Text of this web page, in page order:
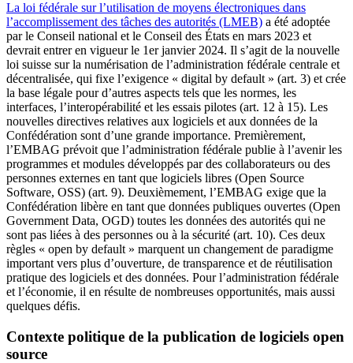
La loi fédérale sur l’utilisation de moyens électroniques dans
l’accomplissement des tâches des autorités (LMEB) a été adoptée
par le Conseil national et le Conseil des États en mars 2023 et
devrait entrer en vigueur le 1er janvier 2024. Il s’agit de la nouvelle
loi suisse sur la numérisation de l’administration fédérale centrale et
décentralisée, qui fixe l’exigence « digital by default » (art. 3) et crée
la base légale pour d’autres aspects tels que les normes, les
interfaces, l’interopérabilité et les essais pilotes (art. 12 à 15). Les
nouvelles directives relatives aux logiciels et aux données de la
Confédération sont d’une grande importance. Premièrement,
l’EMBAG prévoit que l’administration fédérale publie à l’avenir les
programmes et modules développés par des collaborateurs ou des
personnes externes en tant que logiciels libres (Open Source
Software, OSS) (art. 9). Deuxièmement, l’EMBAG exige que la
Confédération libère en tant que données publiques ouvertes (Open
Government Data, OGD) toutes les données des autorités qui ne
sont pas liées à des personnes ou à la sécurité (art. 10). Ces deux
règles « open by default » marquent un changement de paradigme
important vers plus d’ouverture, de transparence et de réutilisation
pratique des logiciels et des données. Pour l’administration fédérale
et l’économie, il en résulte de nombreuses opportunités, mais aussi
quelques défis.
Contexte politique de la publication de logiciels open
source